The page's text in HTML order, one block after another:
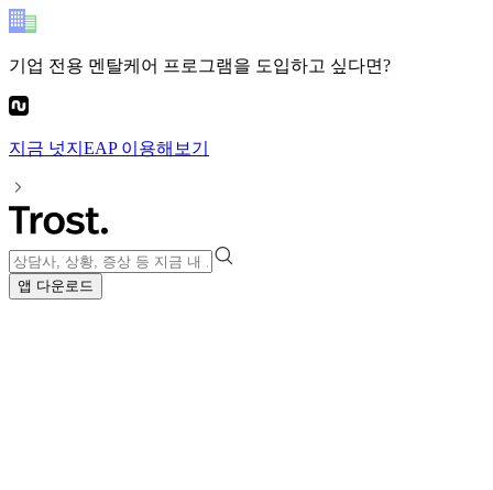
기업 전용 멘탈케어 프로그램을 도입하고 싶다면?
지금 넛지EAP이용해보기
앱 다운로드